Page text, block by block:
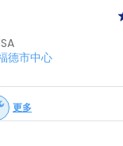
德市中心
更多